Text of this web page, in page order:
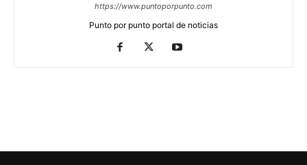
https://www.puntoporpunto.com
Punto por punto portal de noticias